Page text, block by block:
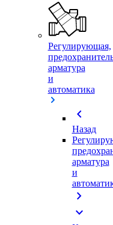
Регулирующая,
арматура
и
автоматика
chevron_left
Назад
арматура
и
chevron_right
expand_more